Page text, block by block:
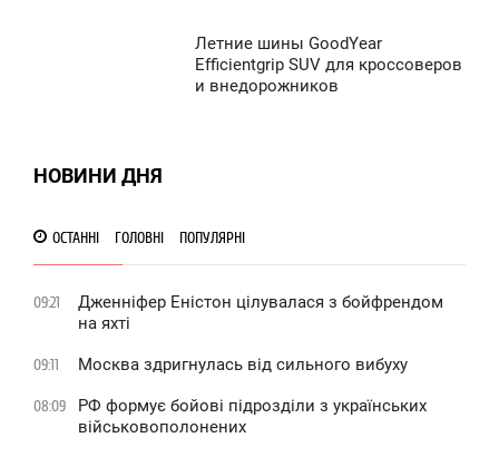
Летние шины GoodYear
Efficientgrip SUV для кроссоверов
и внедорожников
НОВИНИ ДНЯ
ОСТАННІ ГОЛОВНІ ПОПУЛЯРНІ
09:21
Дженніфер Еністон цілувалася з бойфрендом
на яхті
09:11 Москва здригнулась від сильного вибуху
08:09
РФ формує бойові підрозділи з українських
військовополонених